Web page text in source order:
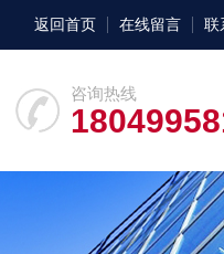
返回首页 在线留言 联
咨询热线